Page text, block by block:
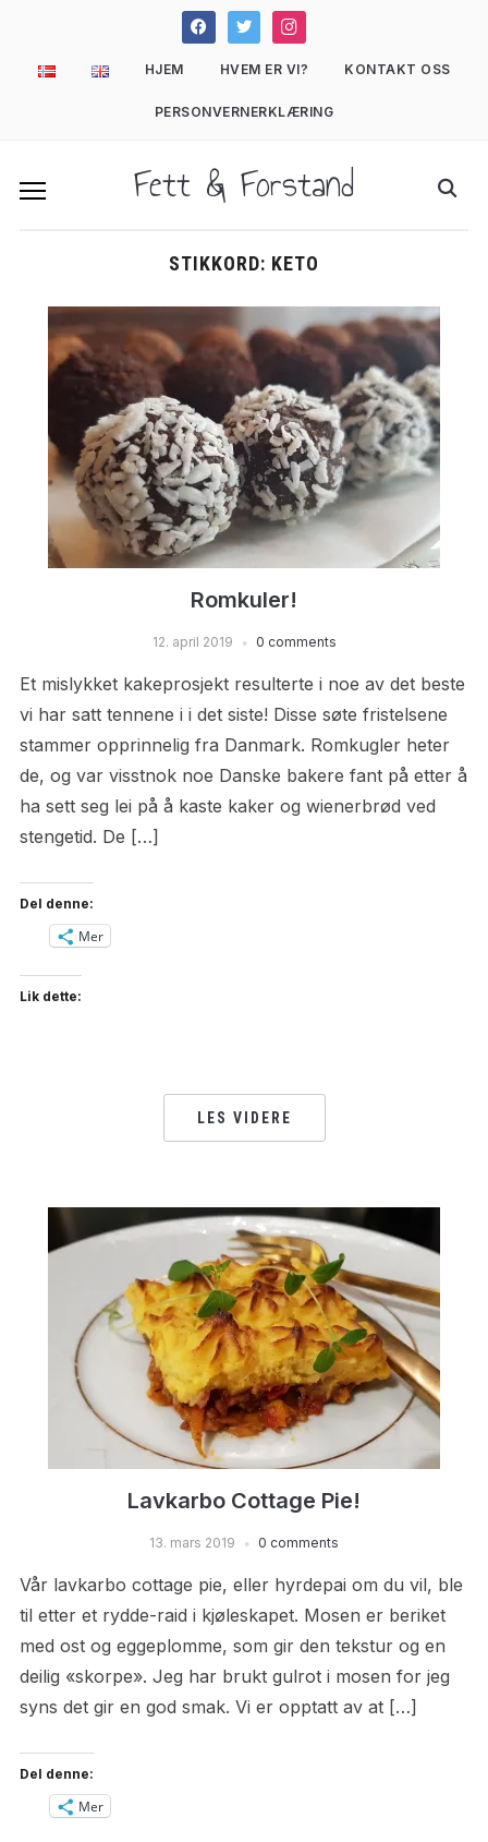
facebooktwitter instagram
HJEM HVEM ER VI? KONTAKT OSS
PERSONVERNERKLÆRING
Fett & Forstand
STIKKORD: KETO
Romkuler!
12. april 2019 0 comments
Et mislykket kakeprosjekt resulterte i noe av det beste
vi har satt tennene i i det siste! Disse søte fristelsene
stammer opprinnelig fra Danmark. Romkugler heter
de, og var visstnok noe Danske bakere fant på etter å
ha sett seg lei på å kaste kaker og wienerbrød ved
stengetid. De […]
Del denne:
Mer
Lik dette:
LES VIDERE
Lavkarbo Cottage Pie!
13. mars 2019 0 comments
Vår lavkarbo cottage pie, eller hyrdepai om du vil, ble
til etter et rydde-raid i kjøleskapet. Mosen er beriket
med ost og eggeplomme, som gir den tekstur og en
deilig «skorpe». Jeg har brukt gulrot i mosen for jeg
syns det gir en god smak. Vi er opptatt av at […]
Del denne:
Mer